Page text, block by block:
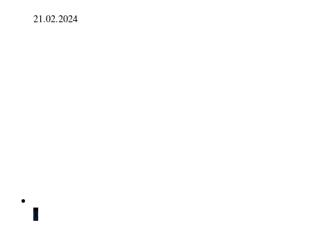
21.02.2024
0